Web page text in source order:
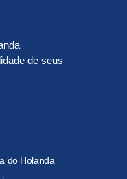
de seus
do Holanda